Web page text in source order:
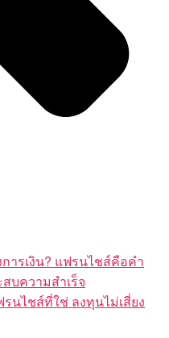
ารเงิน? แฟรนไชส์คือคำ
บความสำเร็จ
นไชส์ที่ใช่ ลงทุนไม่เสี่ยง